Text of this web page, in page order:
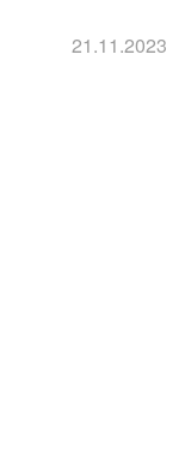
21.11.2023